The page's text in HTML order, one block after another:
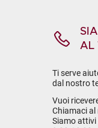
AL
Ti serve
dal nostro
Vuoi
Chiamaci al
Siamo